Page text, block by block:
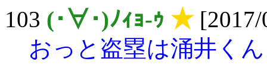
103 (･∀･)ﾉｨｮ-ｩ ★[2017/
おっと盗塁は涌井く